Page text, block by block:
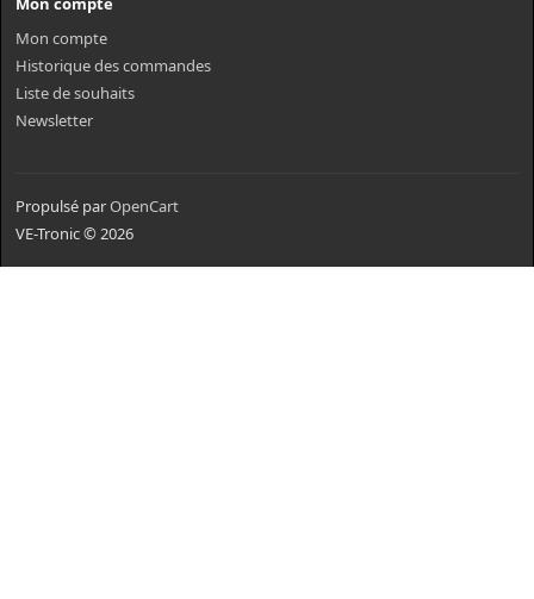
Mon compte
Historique des commandes
Liste de souhaits
Newsletter
Propulsé parOpenCart
VE-Tronic © 2026